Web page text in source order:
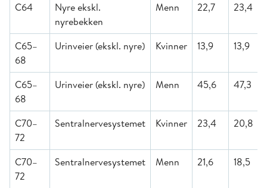
C64
Nyre ekskl.
nyrebekken
Menn 22,7 23,4
C65–
68
Urinveier (ekskl. nyre) Kvinner 13,9 13,9
C65–
68
Urinveier (ekskl. nyre) Menn 45,6 47,3
C70–
72
Sentralnervesystemet Kvinner 23,4 20,8
C70–
72
Sentralnervesystemet Menn 21,6 18,5